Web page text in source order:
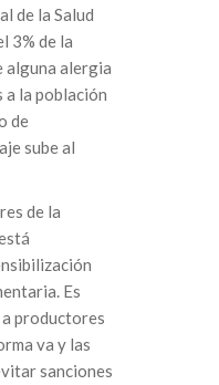
de la Salud
3% de la
alguna alergia
a la población
de
sube al
de la
Es
productores
va y las
sanciones